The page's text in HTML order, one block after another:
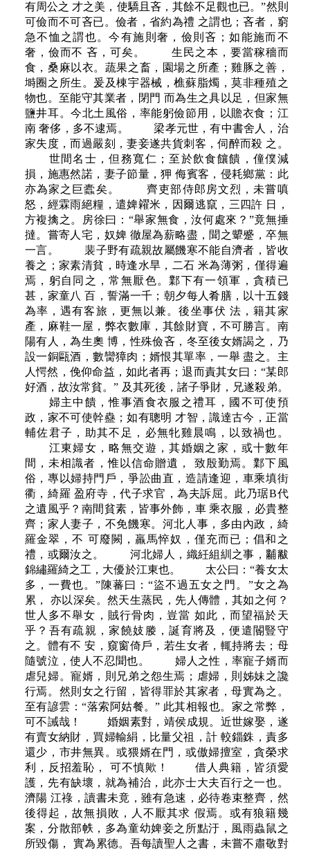
有周公之 才之美，使驕且吝，其餘不足觀也已。”然則
可儉而不可吝已。儉者，省約為禮 之謂也；吝者，窮
急不恤之謂也。今有施則奢，儉則吝；如能施而不
奢，儉而不 吝，可矣。 生民之本，要當稼穡而
食，桑麻以衣。蔬果之畜，園場之所產；雞豚之善，
塒圈之所生。爰及棟宇器械，樵蘇脂燭，莫非種殖之
物也。至能守其業者，閉門 而為生之具以足，但家無
鹽井耳。今北土風俗，率能躬儉節用，以贍衣食；江
南 奢侈，多不逮焉。 梁孝元世，有中書舍人，治
家失度，而過嚴刻，妻妾遂共貨刺客，伺醉而殺 之。
世間名士，但務寬仁；至於飲食饟饋，僮僕減
損，施惠然諾，妻子節量，狎 侮賓客，侵耗鄉黨：此
亦為家之巨蠹矣。 齊吏部侍郎房文烈，未嘗嗔
怒，經霖雨絕糧，遣婢糴米，因爾逃竄，三四許 日，
方複擒之。房徐曰：“舉家無食，汝何處來？”竟無捶
撻。嘗寄人宅，奴婢 徹屋為薪略盡，聞之顰蹙，卒無
一言。 裴子野有疏親故屬饑寒不能自濟者，皆收
養之；家素清貧，時逢水旱，二石 米為薄粥，僅得遍
焉，躬自同之，常無厭色。鄴下有一領軍，貪積已
甚，家童八 百，誓滿一千；朝夕每人肴膳，以十五錢
為率，遇有客旅，更無以兼。後坐事伏 法，籍其家
產，麻鞋一屋，弊衣數庫，其餘財寶，不可勝言。南
陽有人，為生奧 博，性殊儉吝，冬至後女婿謁之，乃
設一銅甌酒，數臠獐肉；婿恨其單率，一舉 盡之。主
人愕然，俛仰命益，如此者再；退而責其女曰：“某郎
好酒，故汝常貧。” 及其死後，諸子爭財，兄遂殺弟。
婦主中饋，惟事酒食衣服之禮耳，國不可使預
政，家不可使幹蠱；如有聰明 才智，識達古今，正當
輔佐君子，助其不足，必無牝雞晨鳴，以致禍也。
江東婦女，略無交遊，其婚姻之家，或十數年
間，未相識者，惟以信命贈遺， 致殷勤焉。鄴下風
俗，專以婦持門戶，爭訟曲直，造請逢迎，車乘填街
衢，綺羅 盈府寺，代子求官，為夫訴屈。此乃琚B代
之遺風乎？南間貧素，皆事外飾，車 乘衣服，必貴整
齊；家人妻子，不免饑寒。河北人事，多由內政，綺
羅金翠，不 可廢闕，羸馬悴奴，僅充而已；倡和之
禮，或爾汝之。 河北婦人，織紝組紃之事，黼黻
錦繡羅綺之工，大優於江東也。 太公曰：“養女太
多，一費也。”陳蕃曰：“盜不過五女之門。”女之為
累， 亦以深矣。然天生蒸民，先人傳體，其如之何？
世人多不舉女，賊行骨肉，豈當 如此，而望福於天
乎？吾有疏親，家饒妓媵，誕育將及，便遣閽豎守
之。體有不 安，窺窗倚戶，若生女者，輒持將去；母
隨號泣，使人不忍聞也。 婦人之性，率寵子婿而
虐兒婦。寵婿，則兄弟之怨生焉；虐婦，則姊妹之讒
行焉。然則女之行留，皆得罪於其家者，母實為之。
至有諺雲：“落索阿姑餐。” 此其相報也。家之常弊，
可不誡哉！ 婚姻素對，靖侯成規。近世嫁娶，遂
有賣女納財，買婦輸絹，比量父祖，計 較錙銖，責多
還少，市井無異。或猥婿在門，或傲婦擅室，貪榮求
利，反招羞恥， 可不慎歟！ 借人典籍，皆須愛
護，先有缺壞，就為補治，此亦士大夫百行之一也。
濟陽 江祿，讀書未竟，雖有急速，必待卷束整齊，然
後得起，故無損敗，人不厭其求 假焉。或有狼籍幾
案，分散部帙，多為童幼婢妾之所點汙，風雨蟲鼠之
所毀傷， 實為累德。吾每讀聖人之書，未嘗不肅敬對